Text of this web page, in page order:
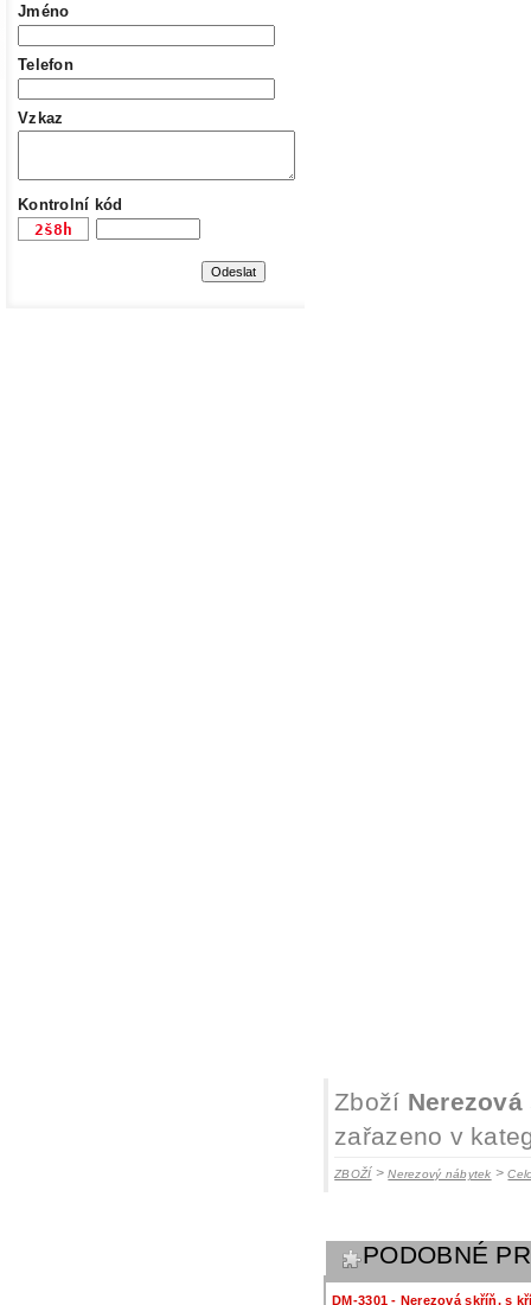
Jméno
Telefon
Vzkaz
Kontrolní kód
Zboží
zařazeno v
ZBOŽÍ >Nerezový nábytek >
PODOBNÉ
DM-3301 - Nerezová skříň, s